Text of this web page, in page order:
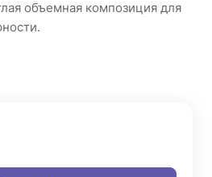
объемная композиция для